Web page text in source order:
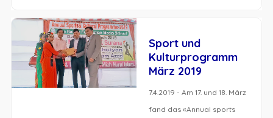
Sport und
Kulturprogramm
März 2019
7.4.2019 - Am 17. und 18. März
fand das «Annual sports